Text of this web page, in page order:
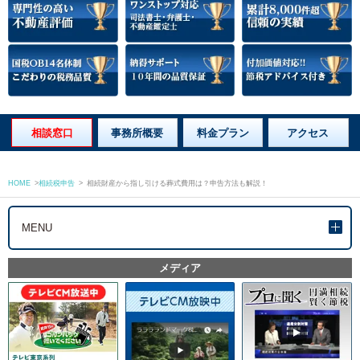
相談窓口 事務所概要 料金プラン アクセス
HOME >相続税申告 > 相続財産から指し引ける葬式費用は？申告方法も解説！
MENU
メディア